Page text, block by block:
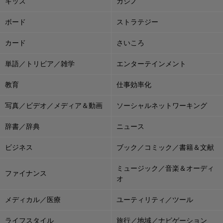
ボード ストラテジー
カード さいころ
単語／トリビア／雑学 エンターテインメント
教育 仕事効率化
写真／ビデオ／メディア＆動画 ソーシャルネットワーキング
辞書／辞典 ニュース
ビジネス ブック／コミック／書籍＆文献
ファイナンス
ミュージック／音楽＆オーディ
オ
メディカル／医療 ユーティリティ／ツール
ライフスタイル 旅行／地域／ナビゲーション